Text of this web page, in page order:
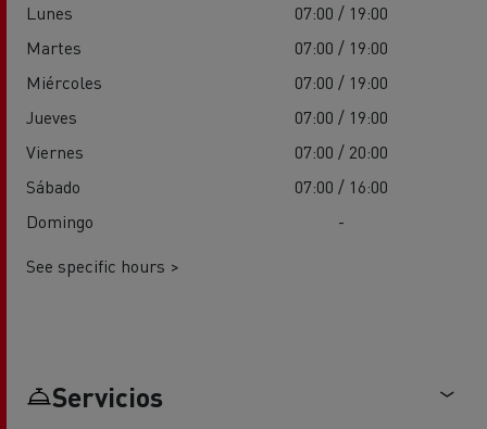
Lunes
07:00 / 19:00
Martes
07:00 / 19:00
Miércoles
07:00 / 19:00
Jueves
07:00 / 19:00
Viernes
07:00 / 20:00
Sábado
07:00 / 16:00
Domingo
-
See specific hours >
Servicios